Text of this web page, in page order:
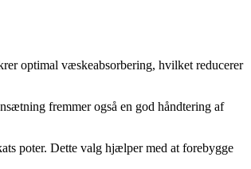
optimal væskeabsorbering, hvilket reducerer
fremmer også en god håndtering af
poter. Dette valg hjælper med at forebygge